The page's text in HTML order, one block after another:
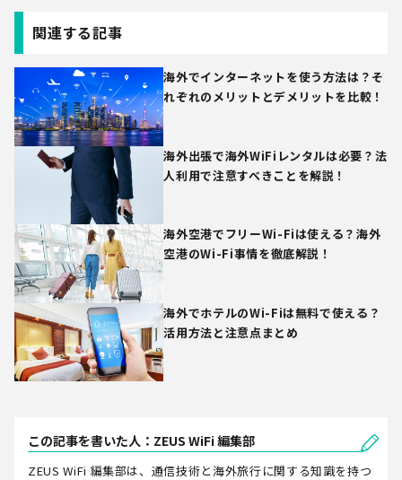
関連する記事
海外でインターネットを使う方法は？そ
れぞれのメリットとデメリットを比較！
海外出張で海外WiFiレンタルは必要？法
人利用で注意すべきことを解説！
海外空港でフリーWi-Fiは使える？海外
空港のWi-Fi事情を徹底解説！
海外でホテルのWi-Fiは無料で使える？
活用方法と注意点まとめ
この記事を書いた人：ZEUS WiFi 編集部
ZEUS WiFi 編集部は、通信技術と海外旅行に関する知識を持つ